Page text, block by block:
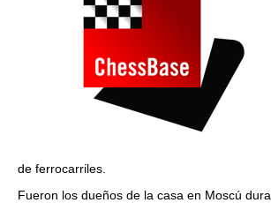
de ferrocarriles.
Fueron los dueños de la casa en Moscú